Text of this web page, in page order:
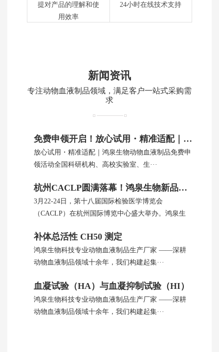
提对产品的理解和使
用效率
24小时在线技术支持
新闻资讯
专注动物血液制品领域，满足客户一站式采购需
求
免费申领开启！放心试用・精准适配｜鸿泉生物动物血制品
放心试用・精准适配｜鸿泉生物动物血液制品免费申
领活动全国科研机构、高校实验室、生···
杭州CACLP圆满落幕！鸿泉生物新品引全球瞩目
3月22-24日，第十八届国际检验医学博览会
（CACLP）在杭州国际博览中心盛大举办。鸿泉生
补体总活性 CH50 测定
鸿泉生物科技专业动物血液制品生产厂家 ——深耕
动物血液制品领域十余年，我们构建起集···
血凝试验（HA）与血凝抑制试验（HI）
鸿泉生物科技专业动物血液制品生产厂家 ——深耕
动物血液制品领域十余年，我们构建起集···